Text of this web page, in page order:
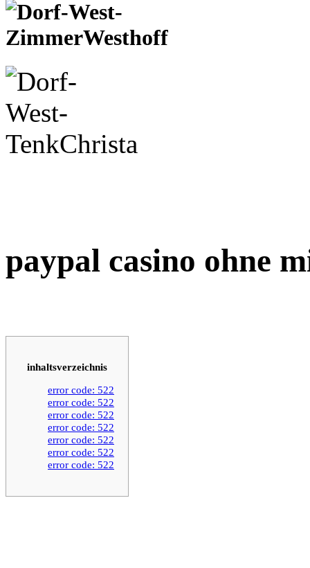
paypal casino ohne
inhaltsverzeichnis
error code: 522
error code: 522
error code: 522
error code: 522
error code: 522
error code: 522
error code: 522